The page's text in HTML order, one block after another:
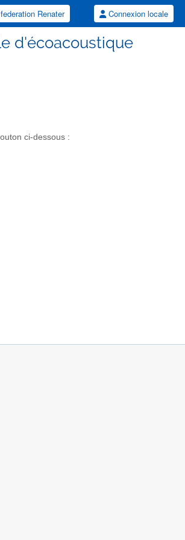
Renater Connexion locale
d'écoacoustique
ci-dessous :